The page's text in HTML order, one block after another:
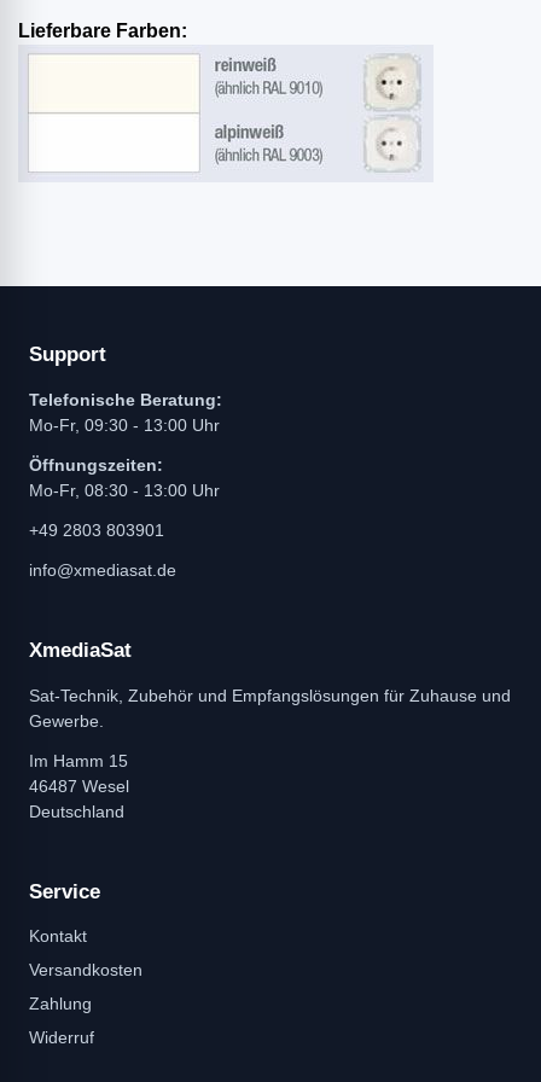
Lieferbare Farben:
Support
Telefonische Beratung:
Mo-Fr, 09:30 - 13:00 Uhr
Öffnungszeiten:
Mo-Fr, 08:30 - 13:00 Uhr
+49 2803 803901
info@xmediasat.de
XmediaSat
Sat-Technik, Zubehör und Empfangslösungen für Zuhause und
Gewerbe.
Im Hamm 15
46487 Wesel
Deutschland
Service
Kontakt
Versandkosten
Zahlung
Widerruf